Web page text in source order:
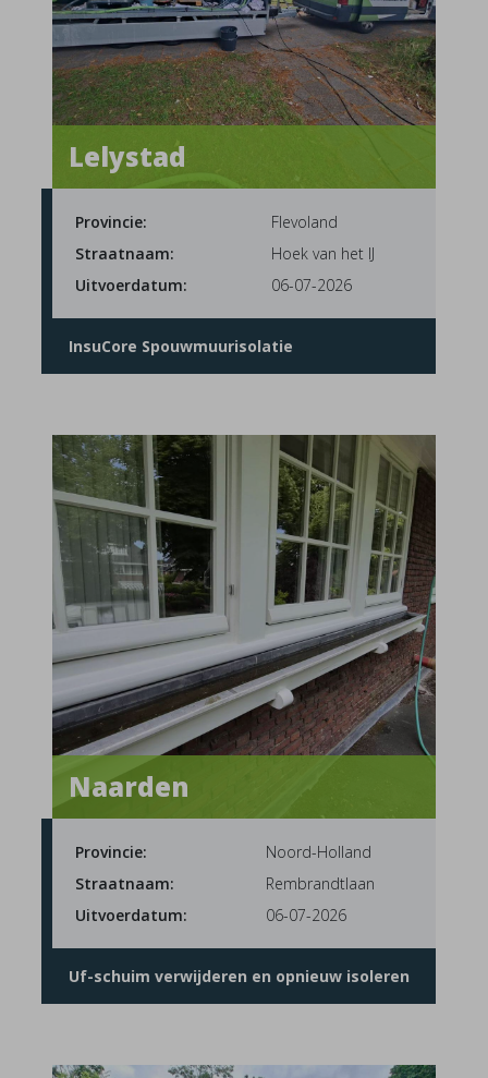
Lelystad
Provincie:
Flevoland
Straatnaam:
Hoek van het IJ
Uitvoerdatum:
06-07-2026
InsuCore Spouwmuurisolatie
Naarden
Provincie:
Noord-Holland
Straatnaam:
Rembrandtlaan
Uitvoerdatum:
06-07-2026
Uf-schuim verwijderen en opnieuw isoleren